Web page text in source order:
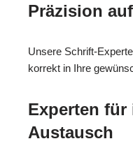
Präzision
Unsere Schrift-
korrekt in Ihre
Experten
Austausch